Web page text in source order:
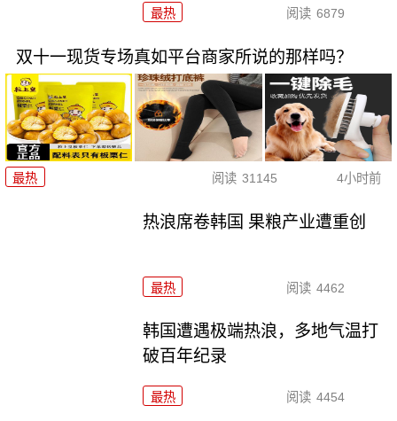
最热 阅读 6879
双十一现货专场真如平台商家所说的那样吗？
最热 阅读 31145 4小时前
热浪席卷韩国 果粮产业遭重创
最热 阅读 4462
韩国遭遇极端热浪，多地气温打
破百年纪录
最热 阅读 4454